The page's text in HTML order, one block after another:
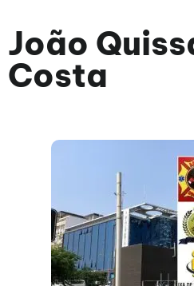
João
Costa